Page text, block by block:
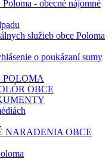
- obecné nájomné
služieb obce Poloma
o poukázaní sumy
POLOMA
OBCE
NARADENIA OBCE